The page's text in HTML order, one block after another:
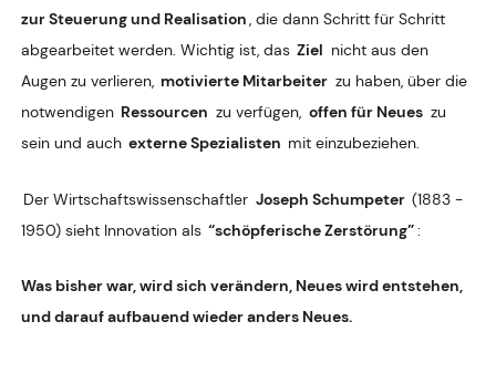
zur Steuerung und Realisation, die dann Schritt für Schritt
abgearbeitet werden. Wichtig ist, das Ziel nicht aus den
Augen zu verlieren, motivierte Mitarbeiter zu haben, über die
notwendigen Ressourcen zu verfügen, offen für Neues zu
sein und auch externe Spezialisten mit einzubeziehen.
Der Wirtschaftswissenschaftler Joseph Schumpeter (1883 -
1950) sieht Innovation als “schöpferische Zerstörung”:
Was bisher war, wird sich verändern, Neues wird entstehen,
und darauf aufbauend wieder anders Neues.